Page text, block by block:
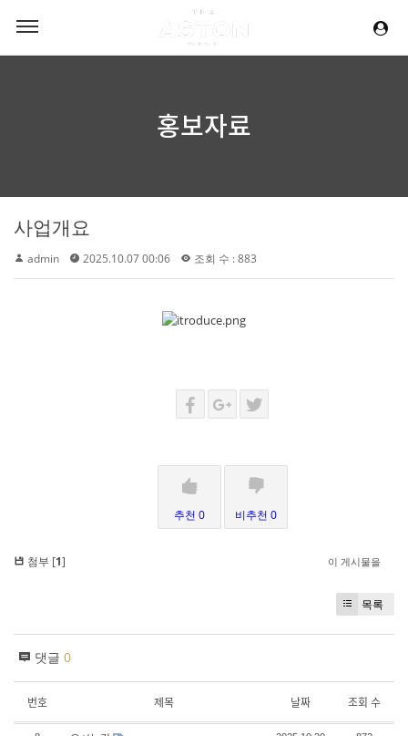
홍보자료
사업개요
admin 2025.10.07 00:06 조회 수 : 883
추천 0 비추천 0
첨부 [1] 이 게시물을
목록
댓글 0
번호 제목 날짜 조회 수